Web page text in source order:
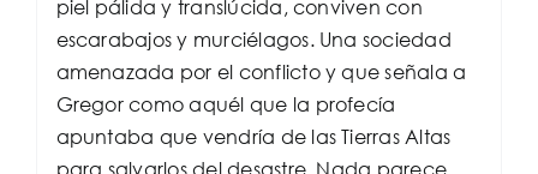
piel pálida y translúcida, conviven con
escarabajos y murciélagos. Una sociedad
amenazada por el conflicto y que señala a
Gregor como aquél que la profecía
apuntaba que vendría de las Tierras Altas
para salvarlos del desastre. Nada parece